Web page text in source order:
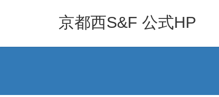
京都西S&F 公式HP